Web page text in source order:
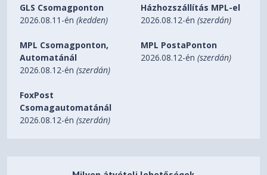
GLS Csomagponton
2026.08.11-én(kedden)
Házhozszállítás MPL-el
2026.08.12-én(szerdán)
MPL Csomagponton,
Automatánál
2026.08.12-én(szerdán)
MPL PostaPonton
2026.08.12-én(szerdán)
FoxPost
Csomagautomatánál
2026.08.12-én(szerdán)